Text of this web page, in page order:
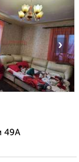
›
49А